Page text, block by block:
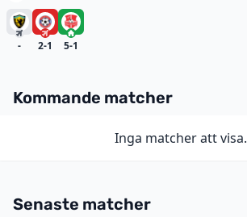
- 2-1 5-1
Kommande matcher
Inga matcher att visa.
Senaste matcher